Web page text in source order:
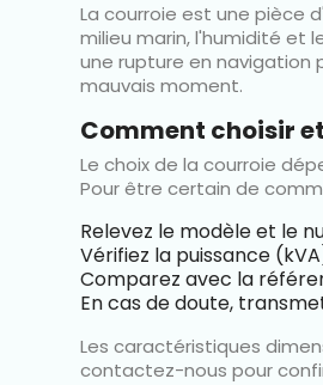
La courroie est une pièce
milieu marin, l'humidité et
une rupture en navigation
mauvais moment.
Comment choisir
Le choix de la courroie
Pour être certain de
Relevez le modèle et le
Vérifiez la puissance
Comparez avec la
En cas de doute,
Les caractéristiques
contactez-nous pour